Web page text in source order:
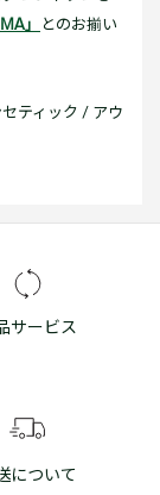
」 とのお揃い
ティック / アウ
サービス
について